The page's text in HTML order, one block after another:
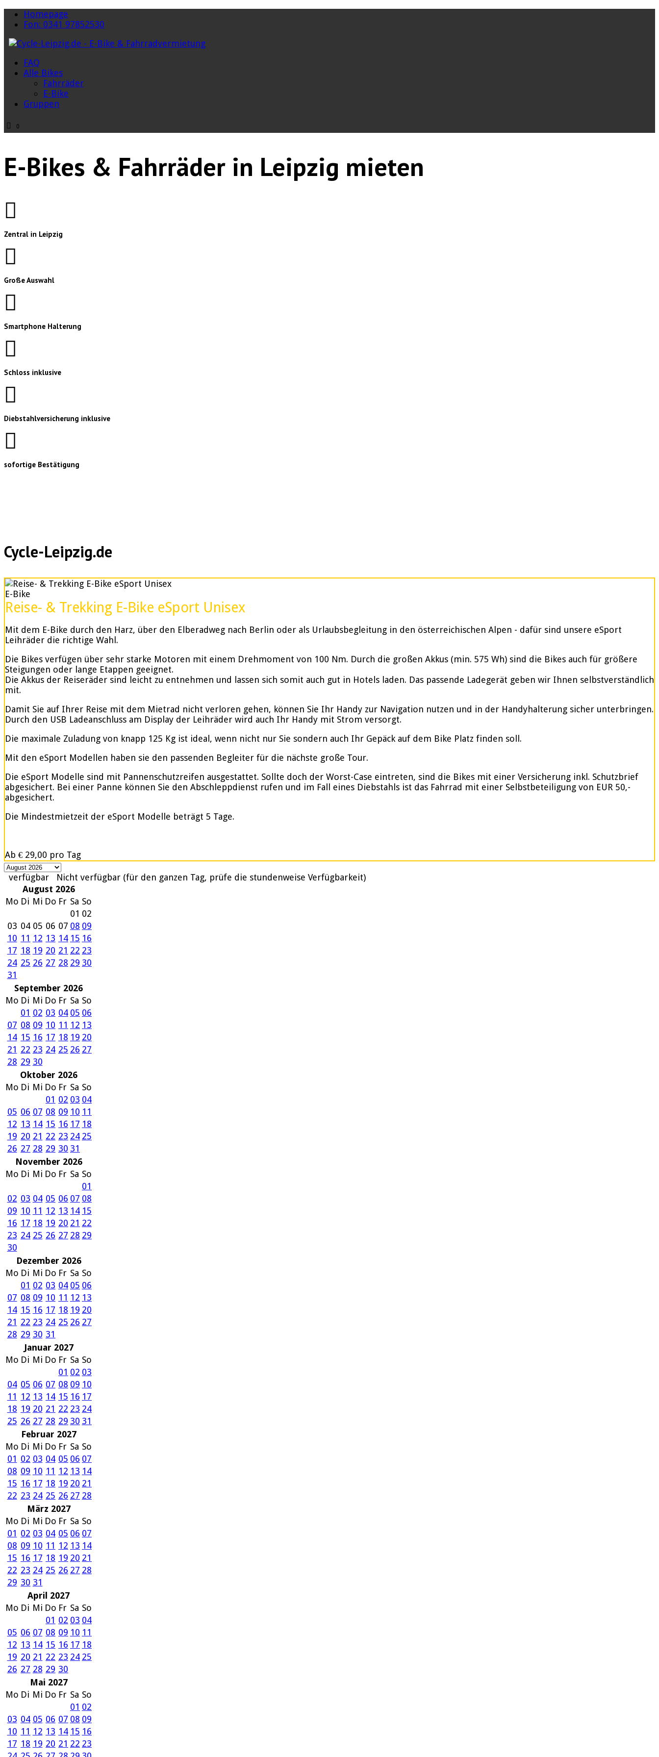
Homepage
Fon: 0341 97852530
FAQ
Alle Bikes
Fahrräder
E-Bike
Gruppen
0
E-Bikes & Fahrräder in Leipzig mieten
Zentral in Leipzig
Große Auswahl
Smartphone Halterung
Schloss inklusive
Diebstahlversicherung inklusive
sofortige Bestätigung
Cycle-Leipzig.de
E-Bike
Reise- & Trekking E-Bike eSport Unisex
Mit dem E-Bike durch den Harz, über den Elberadweg nach Berlin oder als Urlaubsbegleitung in den österreichischen Alpen - dafür sind unsere eSport
Leihräder die richtige Wahl.
Die Bikes verfügen über sehr starke Motoren mit einem Drehmoment von 100 Nm. Durch die großen Akkus (min. 575 Wh) sind die Bikes auch für größere
Steigungen oder lange Etappen geeignet.
Die Akkus der Reiseräder sind leicht zu entnehmen und lassen sich somit auch gut in Hotels laden. Das passende Ladegerät geben wir Ihnen selbstverständlich
mit.
Damit Sie auf Ihrer Reise mit dem Mietrad nicht verloren gehen, können Sie Ihr Handy zur Navigation nutzen und in der Handyhalterung sicher unterbringen.
Durch den USB Ladeanschluss am Display der Leihräder wird auch Ihr Handy mit Strom versorgt.
Die maximale Zuladung von knapp 125 Kg ist ideal, wenn nicht nur Sie sondern auch Ihr Gepäck auf dem Bike Platz finden soll.
Mit den eSport Modellen haben sie den passenden Begleiter für die nächste große Tour.
Die eSport Modelle sind mit Pannenschutzreifen ausgestattet. Sollte doch der Worst-Case eintreten, sind die Bikes mit einer Versicherung inkl. Schutzbrief
abgesichert. Bei einer Panne können Sie den Abschleppdienst rufen und im Fall eines Diebstahls ist das Fahrrad mit einer Selbstbeteiligung von EUR 50,-
abgesichert.
Die Mindestmietzeit der eSport Modelle beträgt 5 Tage.
Ab € 29,00 pro Tag
verfügbar
Nicht verfügbar (für den ganzen Tag, prüfe die stundenweise Verfügbarkeit)
August 2026
Mo Di Mi Do Fr Sa So
01 02
03 04 05 06 07 08 09
10 11 12 13 14 15 16
17 18 19 20 21 22 23
24 25 26 27 28 29 30
31
September 2026
Mo Di Mi Do Fr Sa So
01 02 03 04 05 06
07 08 09 10 11 12 13
14 15 16 17 18 19 20
21 22 23 24 25 26 27
28 29 30
Oktober 2026
Mo Di Mi Do Fr Sa So
01 02 03 04
05 06 07 08 09 10 11
12 13 14 15 16 17 18
19 20 21 22 23 24 25
26 27 28 29 30 31
November 2026
Mo Di Mi Do Fr Sa So
01
02 03 04 05 06 07 08
09 10 11 12 13 14 15
16 17 18 19 20 21 22
23 24 25 26 27 28 29
30
Dezember 2026
Mo Di Mi Do Fr Sa So
01 02 03 04 05 06
07 08 09 10 11 12 13
14 15 16 17 18 19 20
21 22 23 24 25 26 27
28 29 30 31
Januar 2027
Mo Di Mi Do Fr Sa So
01 02 03
04 05 06 07 08 09 10
11 12 13 14 15 16 17
18 19 20 21 22 23 24
25 26 27 28 29 30 31
Februar 2027
Mo Di Mi Do Fr Sa So
01 02 03 04 05 06 07
08 09 10 11 12 13 14
15 16 17 18 19 20 21
22 23 24 25 26 27 28
März 2027
Mo Di Mi Do Fr Sa So
01 02 03 04 05 06 07
08 09 10 11 12 13 14
15 16 17 18 19 20 21
22 23 24 25 26 27 28
29 30 31
April 2027
Mo Di Mi Do Fr Sa So
01 02 03 04
05 06 07 08 09 10 11
12 13 14 15 16 17 18
19 20 21 22 23 24 25
26 27 28 29 30
Mai 2027
Mo Di Mi Do Fr Sa So
01 02
03 04 05 06 07 08 09
10 11 12 13 14 15 16
17 18 19 20 21 22 23